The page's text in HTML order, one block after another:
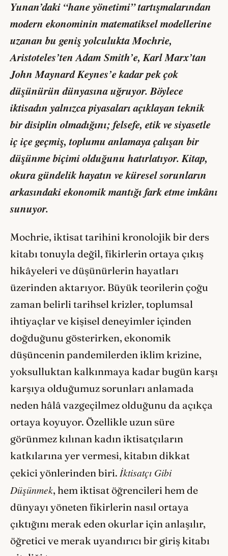
Yunan’daki “hane yönetimi” tartışmalarından
modern ekonominin matematiksel modellerine
uzanan bu geniş yolculukta Mochrie,
Aristoteles’ten Adam Smith’e, Karl Marx’tan
John Maynard Keynes’e kadar pek çok
düşünürün dünyasına uğruyor. Böylece
iktisadın yalnızca piyasaları açıklayan teknik
bir disiplin olmadığını; felsefe, etik ve siyasetle
iç içe geçmiş, toplumu anlamaya çalışan bir
düşünme biçimi olduğunu hatırlatıyor. Kitap,
okura gündelik hayatın ve küresel sorunların
arkasındaki ekonomik mantığı fark etme imkânı
sunuyor.
Mochrie, iktisat tarihini kronolojik bir ders
kitabı tonuyla değil, fikirlerin ortaya çıkış
hikâyeleri ve düşünürlerin hayatları
üzerinden aktarıyor. Büyük teorilerin çoğu
zaman belirli tarihsel krizler, toplumsal
ihtiyaçlar ve kişisel deneyimler içinden
doğduğunu gösterirken, ekonomik
düşüncenin pandemilerden iklim krizine,
yoksulluktan kalkınmaya kadar bugün karşı
karşıya olduğumuz sorunları anlamada
neden hâlâ vazgeçilmez olduğunu da açıkça
ortaya koyuyor. Özellikle uzun süre
görünmez kılınan kadın iktisatçıların
katkılarına yer vermesi, kitabın dikkat
çekici yönlerinden biri. İktisatçı Gibi
Düşünmek, hem iktisat öğrencileri hem de
dünyayı yöneten fikirlerin nasıl ortaya
çıktığını merak eden okurlar için anlaşılır,
öğretici ve merak uyandırıcı bir giriş kitabı